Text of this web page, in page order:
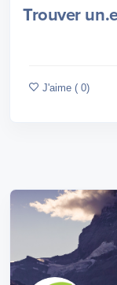
Trouver
J'aime ( 0)